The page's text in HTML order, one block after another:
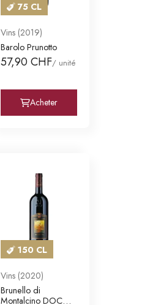
75 CL
Vins (2019)
Barolo Prunotto
57,90 CHF/ unité
Acheter
150 CL
Vins (2020)
Brunello di
Montalcino DOCG